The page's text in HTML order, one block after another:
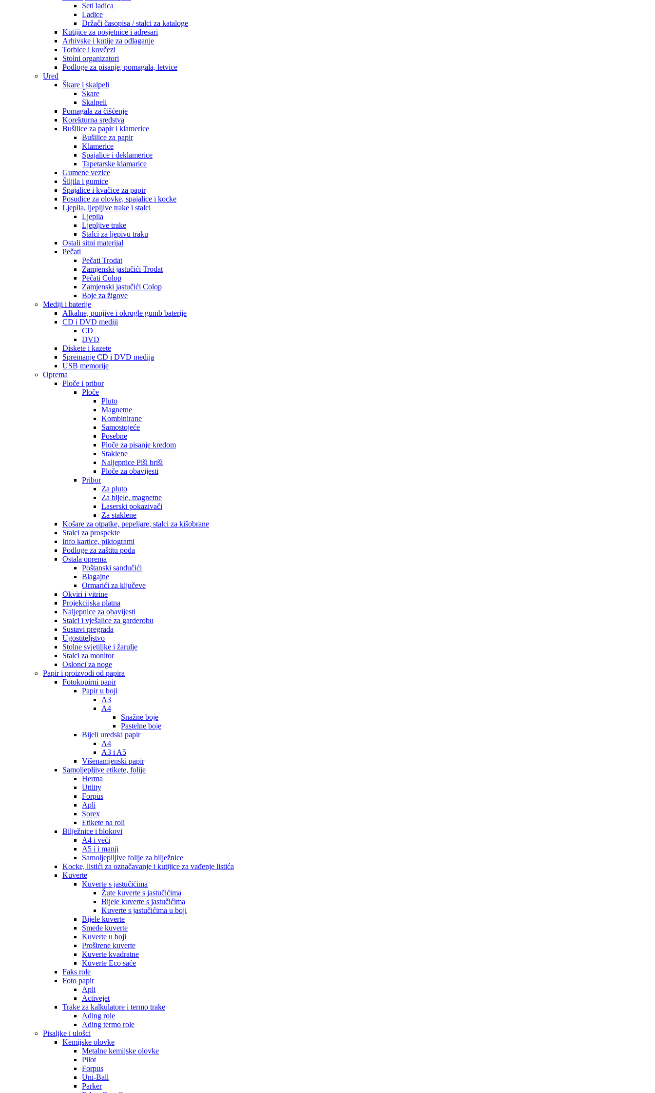
Seti ladica
Ladice
Držači časopisa / stalci za kataloge
Kutijice za posjetnice i adresari
Arhivske i kutije za odlaganje
Torbice i kovčezi
Stolni organizatori
Podloge za pisanje, pomagala, letvice
Ured
Škare i skalpeli
Škare
Skalpeli
Pomagala za čišćenje
Korekturna sredstva
Bušilice za papir i klamerice
Bušilice za papir
Klamerice
Spajalice i deklamerice
Tapetarske klamarice
Gumene vezice
Šiljila i gumice
Spajalice i kvačice za papir
Posudice za olovke, spajalice i kocke
Ljepila, ljepljive trake i stalci
Ljepila
Ljepljive trake
Stalci za ljepivu traku
Ostali sitni materijal
Pečati
Pečati Trodat
Zamjenski jastučići Trodat
Pečati Colop
Zamjenski jastučići Colop
Boje za žigove
Mediji i baterije
Alkalne, punjive i okrugle gumb baterije
CD i DVD mediji
CD
DVD
Diskete i kazete
Spremanje CD i DVD medija
USB memorije
Oprema
Ploče i pribor
Ploče
Pluto
Magnetne
Kombinirane
Samostojeće
Posebne
Ploče za pisanje kredom
Staklene
Naljepnice Piši briši
Ploče za obavijesti
Pribor
Za pluto
Za bijele, magnetne
Laserski pokazivači
Za staklene
Košare za otpatke, pepeljare, stalci za kišobrane
Stalci za prospekte
Info kartice, piktogrami
Podloge za zaštitu poda
Ostala oprema
Poštanski sandučići
Blagajne
Ormarići za ključeve
Okviri i vitrine
Projekcijska platna
Naljepnice za obavijesti
Stalci i vješalice za garderobu
Sustavi pregrada
Ugostiteljstvo
Stolne svjetiljke i žarulje
Stalci za monitor
Oslonci za noge
Papir i proizvodi od papira
Fotokopirni papir
Papir u boji
A3
A4
Snažne boje
Pastelne boje
Bijeli uredski papir
A4
A3 i A5
Višenamjenski papir
Samoljepljive etikete, folije
Herma
Utility
Forpus
Apli
Sorex
Etikete na roli
Bilježnice i blokovi
A4 i veći
A5 i i manji
Samoljepiljive folije za bilježnice
Kocke, listići za označavanje i kutijice za vađenje listića
Kuverte
Kuverte s jastučićima
Žute kuverte s jastučićima
Bijele kuverte s jastučićima
Kuverte s jastučićima u boji
Bijele kuverte
Smeđe kuverte
Kuverte u boji
Proširene kuverte
Kuverte kvadratne
Kuverte Eco saće
Faks role
Foto papir
Apli
Activejet
Trake za kalkulatore i termo trake
Ading role
Ading termo role
Pisaljke i ulošci
Kemijske olovke
Metalne kemijske olovke
Pilot
Forpus
Uni-Ball
Parker